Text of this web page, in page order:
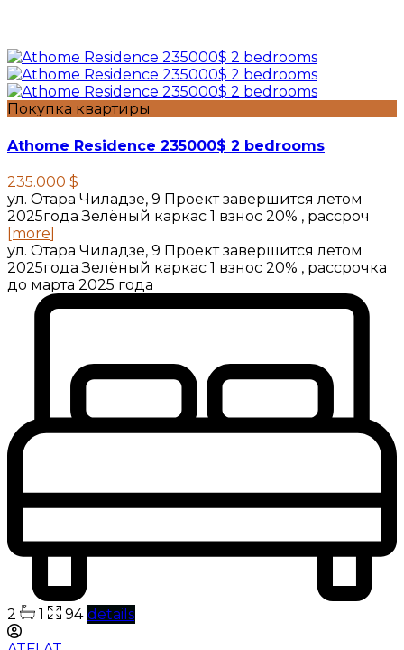
Покупка квартиры
Athome Residence 235000$ 2 bedrooms
235.000 $
ул. Отара Чиладзе, 9 Проект завершится летом
2025года Зелёный каркас 1 взнос 20% , рассроч
[more]
ул. Отара Чиладзе, 9 Проект завершится летом
2025года Зелёный каркас 1 взнос 20% , рассрочка
до марта 2025 года
2 1 94 details